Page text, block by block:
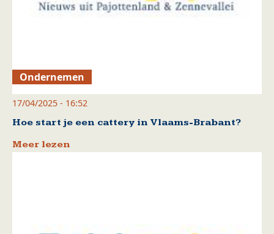
Ondernemen
17/04/2025 - 16:52
Hoe start je een cattery in Vlaams-Brabant?
Meer lezen